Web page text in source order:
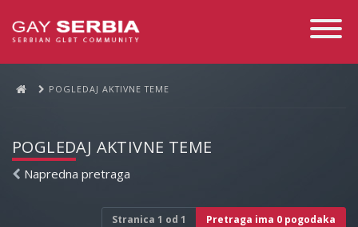
Toggle
POGLEDAJ AKTIVNE TEME
POGLEDAJ AKTIVNE TEME
Napredna pretraga
Stranica 1 od 1 Pretraga ima 0 pogodaka